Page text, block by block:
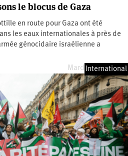
le blocus de Gaza
en route pour Gaza ont été
les eaux internationales à près de
génocidaire israélienne a
Mardi 19 mai 2026
International